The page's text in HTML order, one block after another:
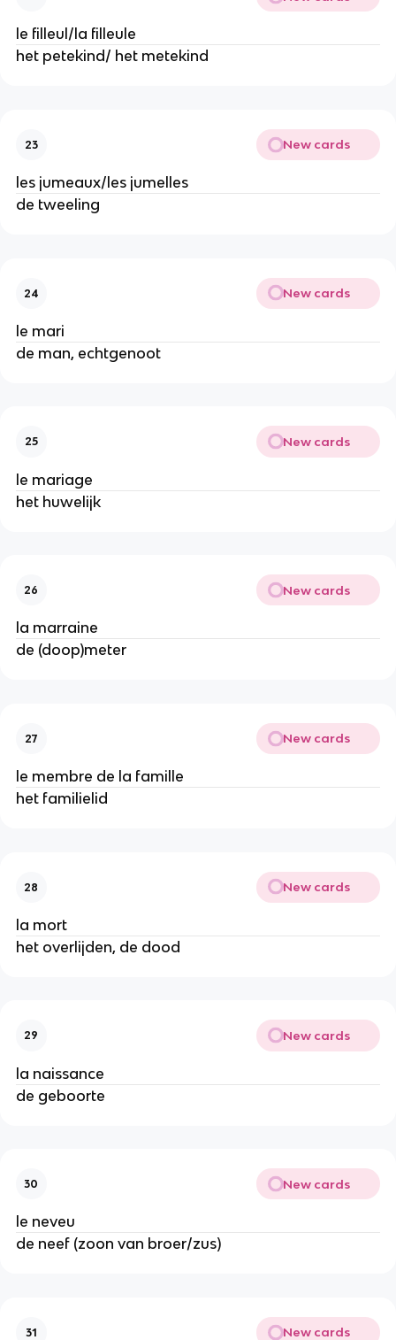
le filleul/la filleule
het petekind/ het metekind
23 New cards
les jumeaux/les jumelles
de tweeling
24 New cards
le mari
de man, echtgenoot
25 New cards
le mariage
het huwelijk
26 New cards
la marraine
de (doop)meter
27 New cards
le membre de la famille
het familielid
28 New cards
la mort
het overlijden, de dood
29 New cards
la naissance
de geboorte
30 New cards
le neveu
de neef (zoon van broer/zus)
31 New cards